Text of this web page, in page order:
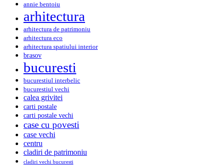
annie bentoiu
arhitectura
arhitectura de patrimoniu
arhitectura eco
arhitectura spatiului interior
brasov
bucuresti
bucurestiul interbelic
bucurestiul vechi
calea grivitei
carti postale
carti postale vechi
case cu povesti
case vechi
centru
cladiri de patrimoniu
cladiri vechi bucuresti